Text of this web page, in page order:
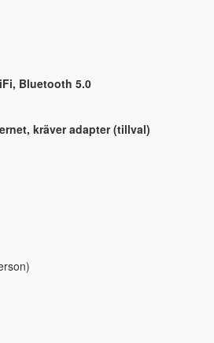
Bluetooth 5.0
kräver adapter (tillval)